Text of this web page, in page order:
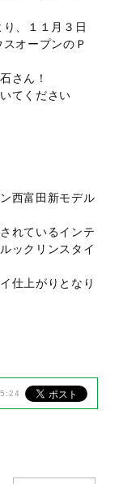
、１１月３日
オープンのＰ
さん！
てください
西富田新モデル
れているインテ
ックリンスタイ
仕上がりとなり